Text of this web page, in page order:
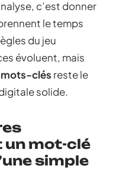
c’est donner
le temps
du jeu
évoluent, mais
mots-clés reste le
solide.
mot-clé
simple